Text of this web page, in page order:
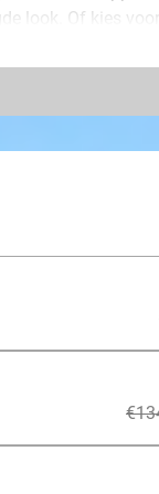
look. Of kies
en een